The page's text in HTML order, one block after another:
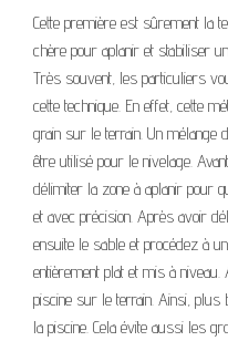
Cette première est sûrement la
chère pour aplanir et stabiliser
Très souvent, les particuliers
cette technique. En effet, cette
grain sur le terrain. Un mélange
être utilisé pour le nivelage.
délimiter la zone à aplanir pour
et avec précision. Après avoir
ensuite le sable et procédez à
entièrement plat et mis à
piscine sur le terrain. Ainsi,
la piscine. Cela évite aussi les